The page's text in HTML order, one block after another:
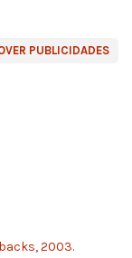
PUBLICIDADES
2003.